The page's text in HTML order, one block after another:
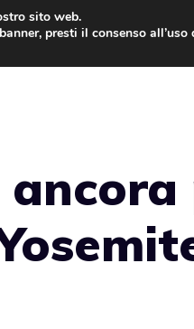
sito web.
presti il consenso